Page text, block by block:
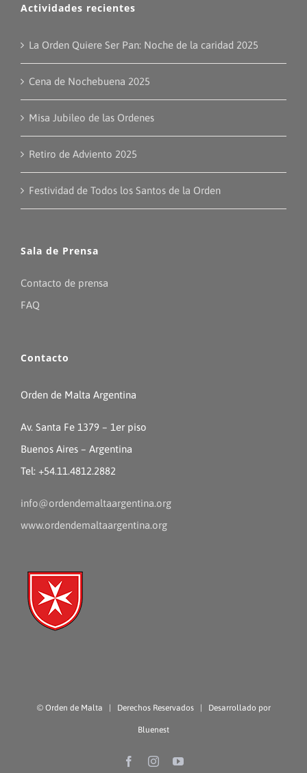
Actividades recientes
La Orden Quiere Ser Pan: Noche de la caridad 2025
Cena de Nochebuena 2025
Misa Jubileo de las Ordenes
Retiro de Adviento 2025
Festividad de Todos los Santos de la Orden
Sala de Prensa
Contacto de prensa
FAQ
Contacto
Orden de Malta Argentina
Av. Santa Fe 1379 – 1er piso
Buenos Aires – Argentina
Tel: +54.11.4812.2882
info@ordendemaltaargentina.org
www.ordendemaltaargentina.org
© Orden de Malta | Derechos Reservados | Desarrollado por
Bluenest
FacebookInstagramYouTube